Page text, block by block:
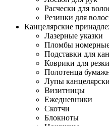
Расчески для
Резинки для волос
Канцелярские
Лазерные указки
Пломбы
Подставки для
Коврики для резки
Полотенца
Лупы
Визитницы
Ежедневники
Скотчи
Блокноты